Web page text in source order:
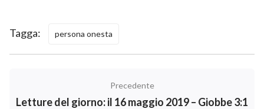
Tagga: persona onesta
Precedente
Letture del giorno: il 16 maggio 2019 – Giobbe 3:1